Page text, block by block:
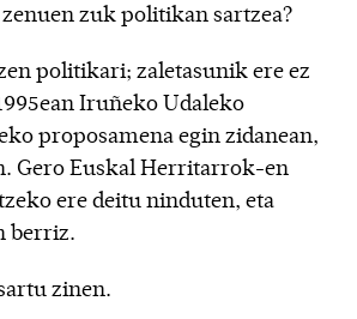
zuk politikan sartzea?
politikari; zaletasunik ere ez
Iruñeko Udaleko
proposamena egin zidanean,
Gero Euskal Herritarrok-en
ere deitu ninduten, eta
berriz.
zinen.